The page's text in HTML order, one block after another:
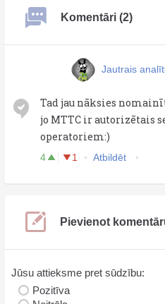
Komentāri (2)
Jautrais
Tad jau nāksies
jo MTTC ir autorizētais
operatoriem:)
4 1 Atbildēt
Pievienot
Jūsu attieksme pret sūdzību:
Pozitīva